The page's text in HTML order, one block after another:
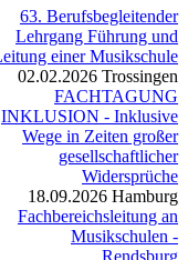
63. Berufsbegleitender
Lehrgang Führung und
einer Musikschule
02.02.2026 Trossingen
FACHTAGUNG
INKLUSION - Inklusive
Wege in Zeiten großer
gesellschaftlicher
Widersprüche
18.09.2026 Hamburg
Fachbereichsleitung an
Musikschulen -